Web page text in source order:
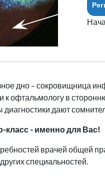
дно – сокровищница
к офтальмологу в
дают
класс - именно для Вас!
врачей общей
специальностей.